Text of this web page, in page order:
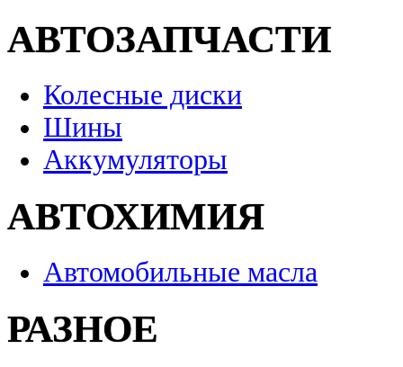
АВТОЗАПЧАСТИ
Колесные диски
Шины
Аккумуляторы
АВТОХИМИЯ
Автомобильные масла
РАЗНОЕ